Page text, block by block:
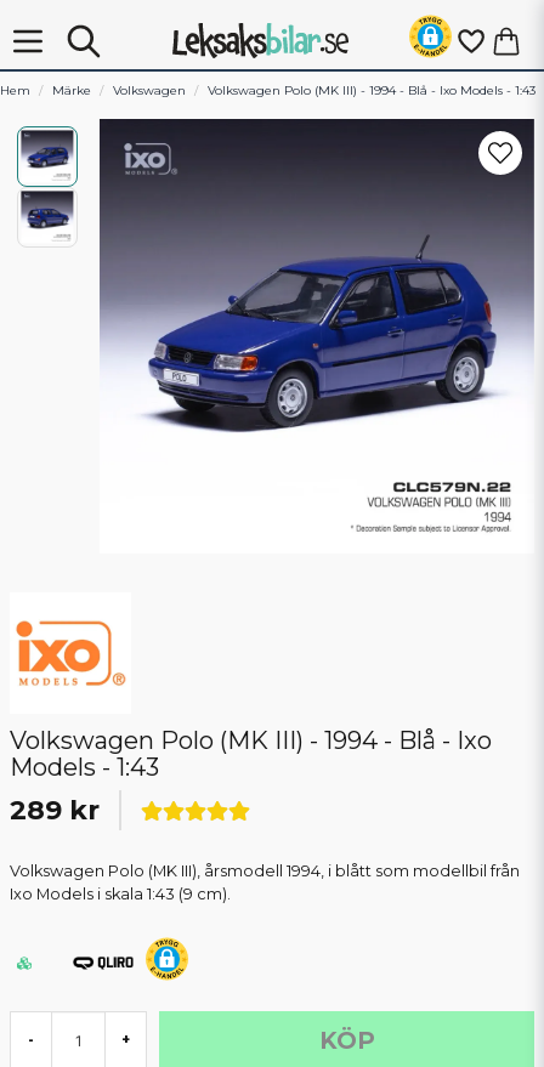
Hem Märke Volkswagen Volkswagen Polo (MK III) - 1994 - Blå - Ixo Models - 1:43
Volkswagen Polo (MK III) - 1994 - Blå - Ixo
Models - 1:43
289 kr
Volkswagen Polo (MK III), årsmodell 1994, i blått som modellbil från
Ixo Models i skala 1:43 (9 cm).
- + KÖP